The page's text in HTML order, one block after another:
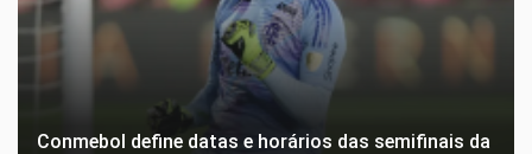
Conmebol define datas e horários das semifinais da